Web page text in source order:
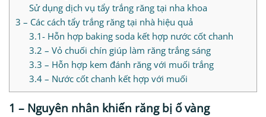
Sử dụng dịch vụ tẩy trắng răng tại nha khoa
3 – Các cách tẩy trắng răng tại nhà hiệu quả
3.1- Hỗn hợp baking soda kết hợp nước cốt chanh
3.2 – Vỏ chuối chín giúp làm răng trắng sáng
3.3 – Hỗn hợp kem đánh răng với muối trắng
3.4 – Nước cốt chanh kết hợp với muối
1 – Nguyên nhân khiến răng bị ố vàng